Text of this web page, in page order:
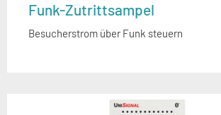
Funk-Zutrittsampel
Besucherstrom über Funk steuern